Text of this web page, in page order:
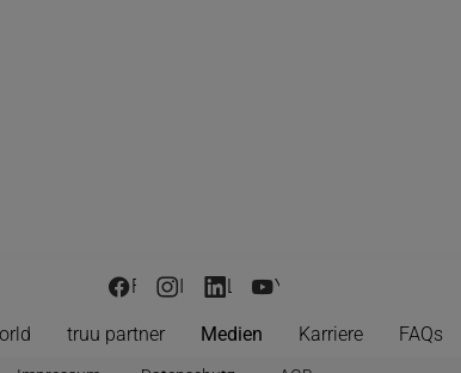
FacebookInstagram
LinkedInYouTube
truu partner Medien Karriere FAQs